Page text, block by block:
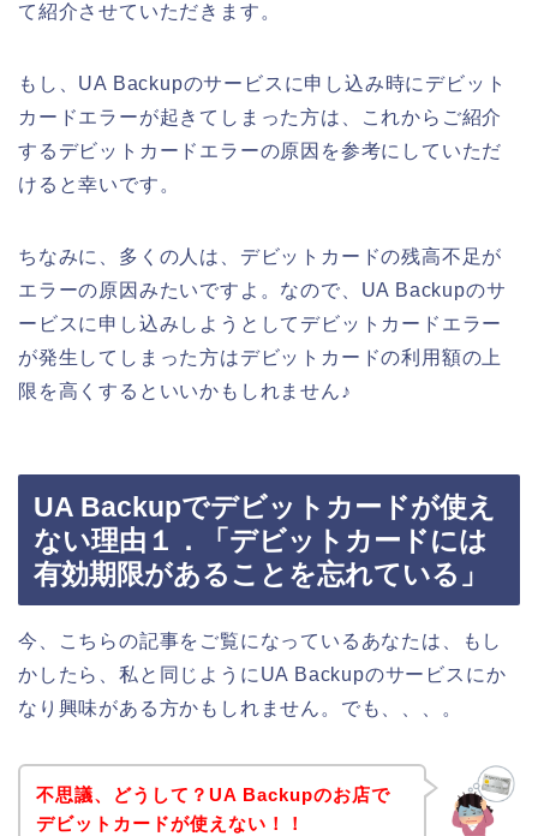
て紹介させていただきます。
もし、UA Backupのサービスに申し込み時にデビット
カードエラーが起きてしまった方は、これからご紹介
するデビットカードエラーの原因を参考にしていただ
けると幸いです。
ちなみに、多くの人は、デビットカードの残高不足が
エラーの原因みたいですよ。なので、UA Backupのサ
ービスに申し込みしようとしてデビットカードエラー
が発生してしまった方はデビットカードの利用額の上
限を高くするといいかもしれません♪
UA Backupでデビットカードが使え
ない理由１．「デビットカードには
有効期限があることを忘れている」
今、こちらの記事をご覧になっているあなたは、もし
かしたら、私と同じようにUA Backupのサービスにか
なり興味がある方かもしれません。でも、、、。
不思議、どうして？UA Backupのお店で
デビットカードが使えない！！